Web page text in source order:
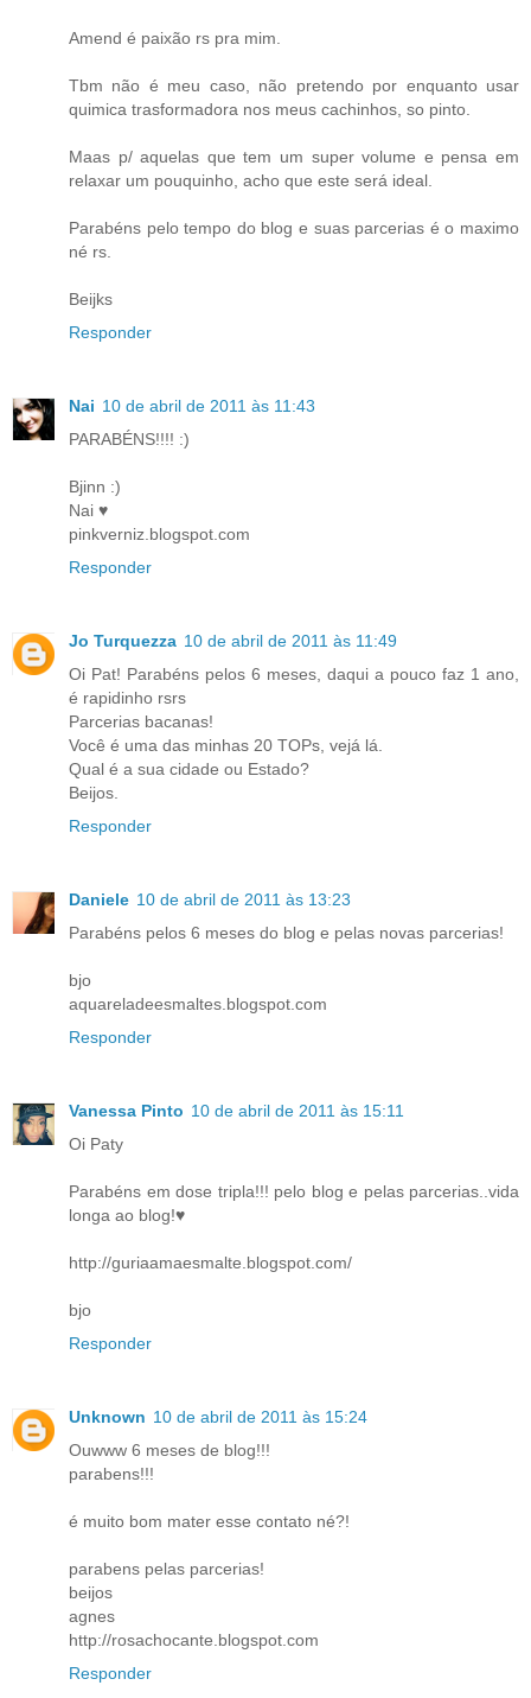
Amend é paixão rs pra mim.
Tbm não é meu caso, não pretendo por enquanto usar
quimica trasformadora nos meus cachinhos, so pinto.
Maas p/ aquelas que tem um super volume e pensa em
relaxar um pouquinho, acho que este será ideal.
Parabéns pelo tempo do blog e suas parcerias é o maximo
né rs.
Beijks
Responder
Nai 10 de abril de 2011 às 11:43
PARABÉNS!!!! :)
Bjinn :)
Nai ♥
pinkverniz.blogspot.com
Responder
Jo Turquezza 10 de abril de 2011 às 11:49
Oi Pat! Parabéns pelos 6 meses, daqui a pouco faz 1 ano,
é rapidinho rsrs
Parcerias bacanas!
Você é uma das minhas 20 TOPs, vejá lá.
Qual é a sua cidade ou Estado?
Beijos.
Responder
Daniele 10 de abril de 2011 às 13:23
Parabéns pelos 6 meses do blog e pelas novas parcerias!
bjo
aquareladeesmaltes.blogspot.com
Responder
Vanessa Pinto 10 de abril de 2011 às 15:11
Oi Paty
Parabéns em dose tripla!!! pelo blog e pelas parcerias..vida
longa ao blog!♥
http://guriaamaesmalte.blogspot.com/
bjo
Responder
Unknown 10 de abril de 2011 às 15:24
Ouwww 6 meses de blog!!!
parabens!!!
é muito bom mater esse contato né?!
parabens pelas parcerias!
beijos
agnes
http://rosachocante.blogspot.com
Responder